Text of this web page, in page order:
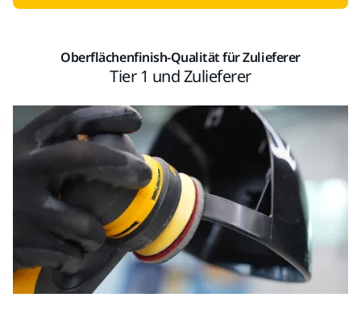
Oberflächenfinish-Qualität für Zulieferer
Tier 1 und Zulieferer